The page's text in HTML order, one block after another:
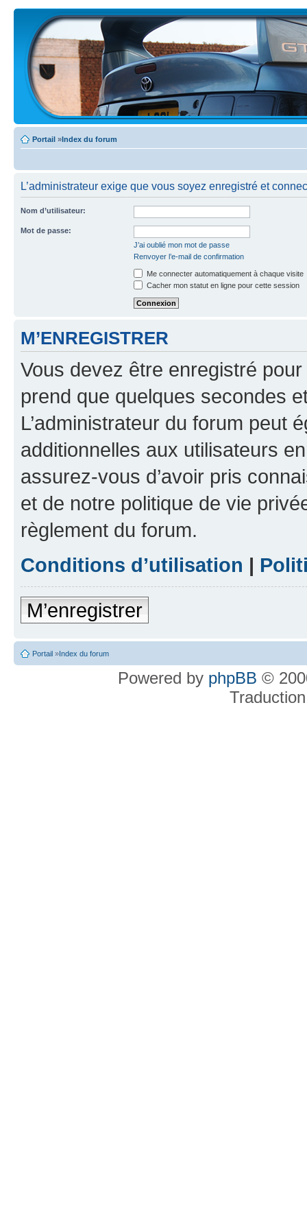
Portail »Index du forum
L’administrateur exige que vous soyez enregistré et
Nom d’utilisateur:
Mot de passe:
J’ai oublié mon mot de passe
Renvoyer l’e-mail de confirmation
Me connecter automatiquement à chaque visite
Cacher mon statut en ligne pour cette session
M’ENREGISTRER
Vous devez être enregistré
prend que quelques secondes
L’administrateur du forum peut
additionnelles aux utilisateurs
assurez-vous d’avoir pris
et de notre politique de vie
règlement du forum.
Conditions d’utilisation |
M’enregistrer
Portail »Index du forum
Powered by phpBB ©